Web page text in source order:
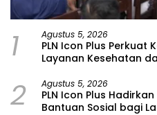
1 Agustus 5, 2026
PLN Icon Plus Perkuat
Layanan Kesehatan
2 Agustus 5, 2026
PLN Icon Plus
Bantuan Sosial bagi